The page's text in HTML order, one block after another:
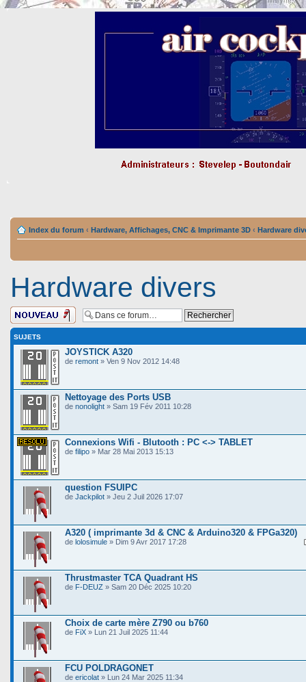
Index du forum ‹ Hardware, Affichages, CNC & Imprimante 3D ‹ Hardware
Hardware divers
Ecrire un nouveau
sujet
SUJETS
JOYSTICK A320
de remont » Ven 9 Nov 2012 14:48
Nettoyage des Ports USB
de nonolight » Sam 19 Fév 2011 10:28
Connexions Wifi - Blutooth : PC <-> TABLET
de filipo » Mar 28 Mai 2013 15:13
question FSUIPC
de Jackpilot » Jeu 2 Juil 2026 17:07
A320 ( imprimante 3d & CNC & Arduino320 & FPGa320)
de lolosimule » Dim 9 Avr 2017 17:28
Thrustmaster TCA Quadrant HS
de F-DEUZ » Sam 20 Déc 2025 10:20
Choix de carte mère Z790 ou b760
de FiX » Lun 21 Juil 2025 11:44
FCU POLDRAGONET
de ericolat » Lun 24 Mar 2025 11:34